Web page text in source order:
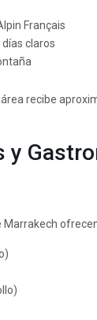
Français
claros
recibe
y